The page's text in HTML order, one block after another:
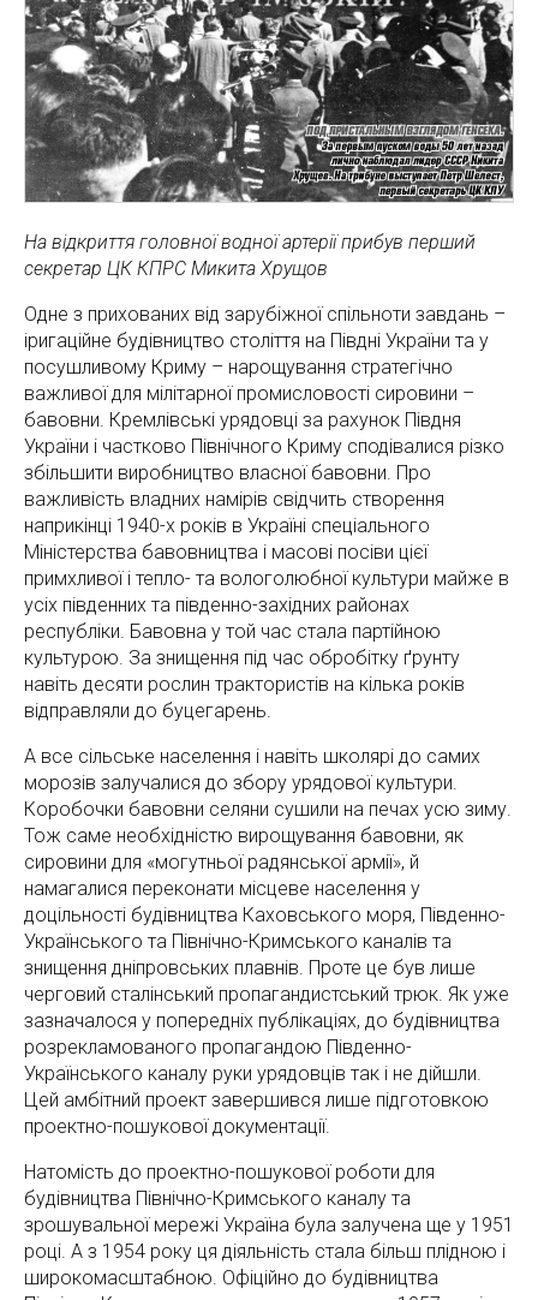
На відкриття головної водної артерії прибув перший
секретар ЦК КПРС Микита Хрущов
Одне з прихованих від зарубіжної спільноти завдань –
іригаційне будівництво століття на Півдні України та у
посушливому Криму – нарощування стратегічно
важливої для мілітарної промисловості сировини –
бавовни. Кремлівські урядовці за рахунок Півдня
України і частково Північного Криму сподівалися різко
збільшити виробництво власної бавовни. Про
важливість владних намірів свідчить створення
наприкінці 1940-х років в Україні спеціального
Міністерства бавовництва і масові посіви цієї
примхливої і тепло- та вологолюбної культури майже в
усіх південних та південно-західних районах
республіки. Бавовна у той час стала партійною
культурою. За знищення під час обробітку ґрунту
навіть десяти рослин трактористів на кілька років
відправляли до буцегарень.
А все сільське населення і навіть школярі до самих
морозів залучалися до збору урядової культури.
Коробочки бавовни селяни сушили на печах усю зиму.
Тож саме необхідністю вирощування бавовни, як
сировини для «могутньої радянської армії», й
намагалися переконати місцеве населення у
доцільності будівництва Каховського моря, Південно-
Українського та Північно-Кримського каналів та
знищення дніпровських плавнів. Проте це був лише
черговий сталінський пропагандистський трюк. Як уже
зазначалося у попередніх публікаціях, до будівництва
розрекламованого пропагандою Південно-
Українського каналу руки урядовців так і не дійшли.
Цей амбітний проект завершився лише підготовкою
проектно-пошукової документації.
Натомість до проектно-пошукової роботи для
будівництва Північно-Кримського каналу та
зрошувальної мережі Україна була залучена ще у 1951
році. А з 1954 року ця діяльність стала більш плідною і
широкомасштабною. Офіційно до будівництва